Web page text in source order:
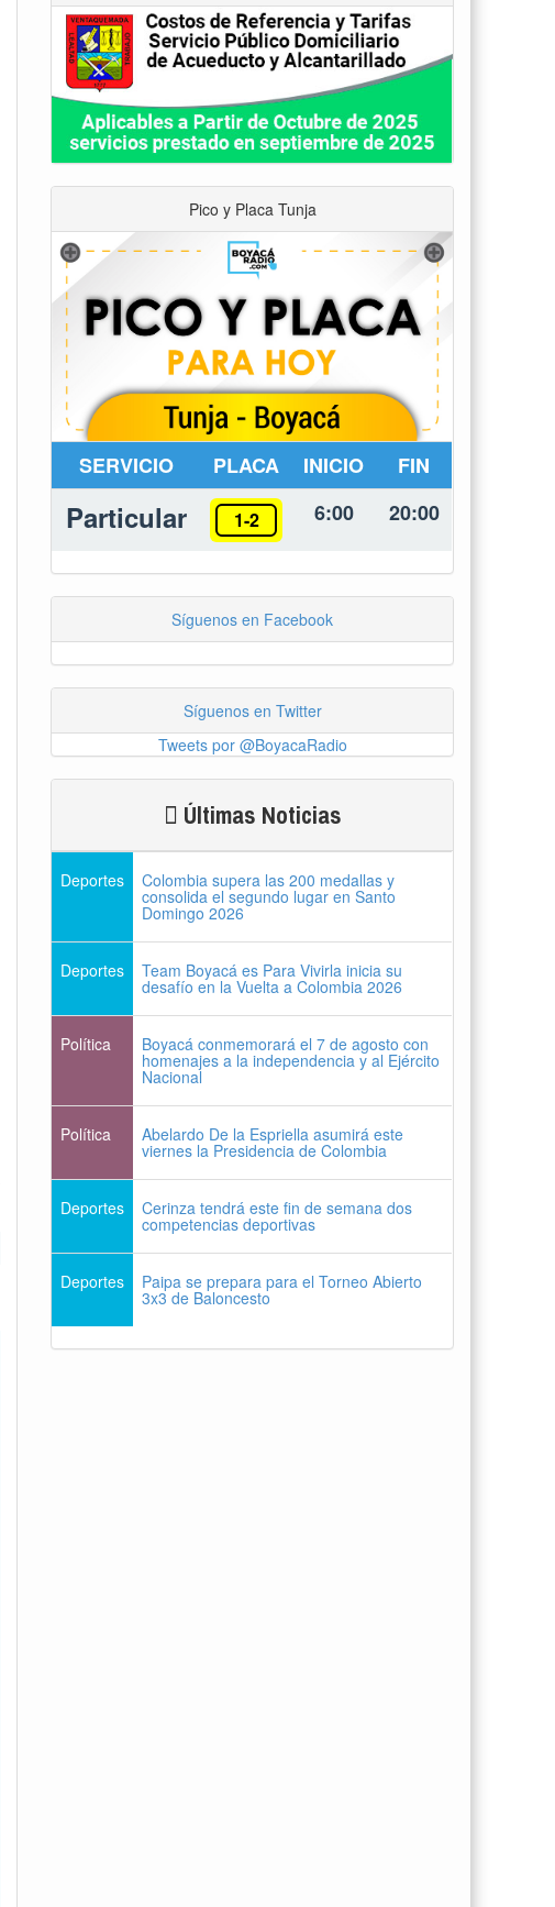
Pico y Placa Tunja
SERVICIO PLACA INICIO FIN
Particular 1-2 6:00 20:00
Síguenos en Facebook
Síguenos en Twitter
Tweets por @BoyacaRadio
Últimas Noticias
Deportes Colombia supera las 200 medallas y
consolida el segundo lugar en Santo
Domingo 2026
Deportes Team Boyacá es Para Vivirla inicia su
desafío en la Vuelta a Colombia 2026
Política Boyacá conmemorará el 7 de agosto con
homenajes a la independencia y al Ejército
Nacional
Política Abelardo De la Espriella asumirá este
viernes la Presidencia de Colombia
Deportes Cerinza tendrá este fin de semana dos
competencias deportivas
Deportes Paipa se prepara para el Torneo Abierto
3x3 de Baloncesto